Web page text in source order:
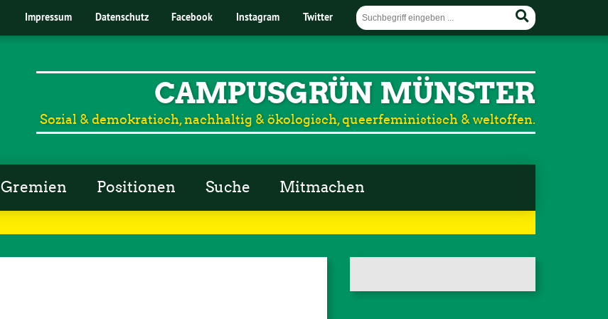
Impressum Datenschutz Facebook Instagram Twitter
CAMPUSGRÜN MÜNSTER
Sozial & demokratisch, nachhaltig & ökologisch, queerfeministisch & weltoffen.
Gremien Positionen Suche Mitmachen